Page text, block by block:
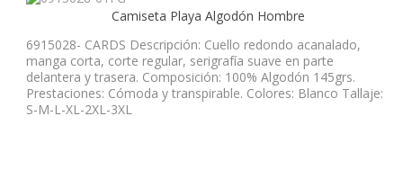
Camiseta Playa Algodón Hombre
6915028- CARDS Descripción: Cuello redondo acanalado,
manga corta, corte regular, serigrafía suave en parte
delantera y trasera. Composición: 100% Algodón 145grs.
Prestaciones: Cómoda y transpirable. Colores: Blanco Tallaje:
S-M-L-XL-2XL-3XL